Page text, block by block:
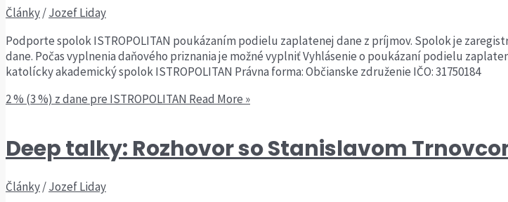
Články/Jozef Liday
Podporte spolok ISTROPOLITAN poukázaním podielu zaplatenej dane z príjmov. Spolok je
dane. Počas vyplnenia daňového priznania je možné vyplniť Vyhlásenie o poukázaní podielu
katolícky akademický spolok ISTROPOLITAN Právna forma: Občianske združenie IČO: 31750184
2 % (3 %) z dane pre ISTROPOLITAN Read More »
Deep talky: Rozhovor so Stanislavom
Články/Jozef Liday